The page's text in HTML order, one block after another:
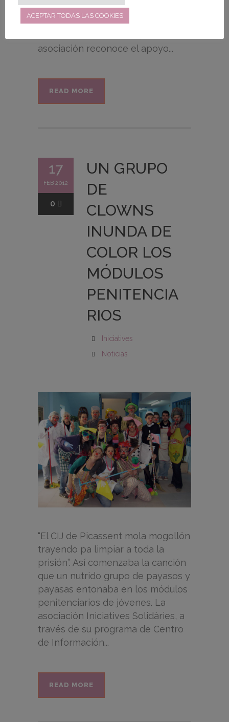
diferentes programas
desarrollados por esta entidad en
asociación reconoce el apoyo...
READ MORE
17
FEB 2012
0
UN GRUPO
DE
CLOWNS
INUNDA DE
COLOR LOS
MÓDULOS
PENITENCIA
RIOS
Iniciatives
Noticias
“El CIJ de Picassent mola mogollón
trayendo pa limpiar a toda la
prisión”. Así comenzaba la canción
que un nutrido grupo de payasos y
payasas entonaba en los módulos
penitenciarios de jóvenes. La
asociación Iniciatives Solidàries, a
través de su programa de Centro
de Información...
READ MORE
ACEPTAR TODAS LAS COOKIES